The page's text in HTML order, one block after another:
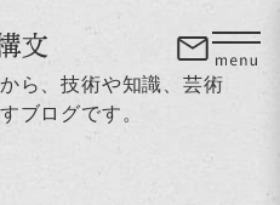
ら、技術や知識、芸術
ブログです。